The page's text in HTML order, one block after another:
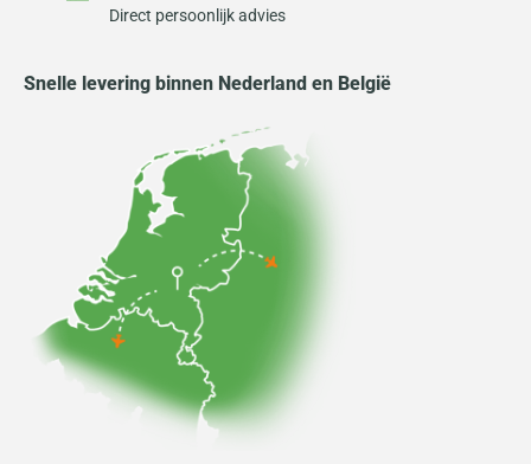
Direct persoonlijk advies
Snelle levering binnen Nederland en België